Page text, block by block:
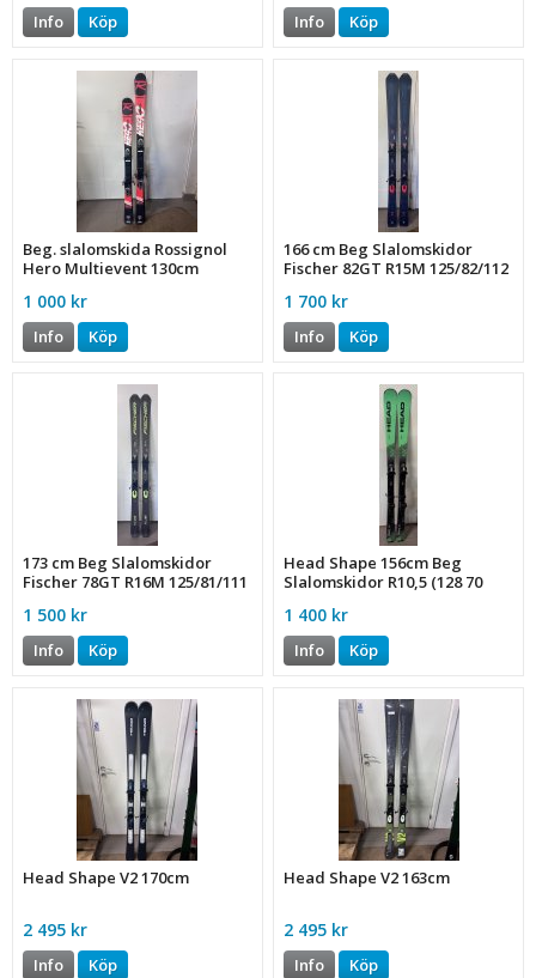
Info Köp Info Köp
Beg. slalomskida Rossignol
Hero Multievent 130cm
1 000 kr
Info Köp
166 cm Beg Slalomskidor
Fischer 82GT R15M 125/82/112
1 700 kr
Info Köp
173 cm Beg Slalomskidor
Fischer 78GT R16M 125/81/111
1 500 kr
Info Köp
Head Shape 156cm Beg
Slalomskidor R10,5 (128 70
1 400 kr
Info Köp
Head Shape V2 170cm
2 495 kr
Info Köp
Head Shape V2 163cm
2 495 kr
Info Köp